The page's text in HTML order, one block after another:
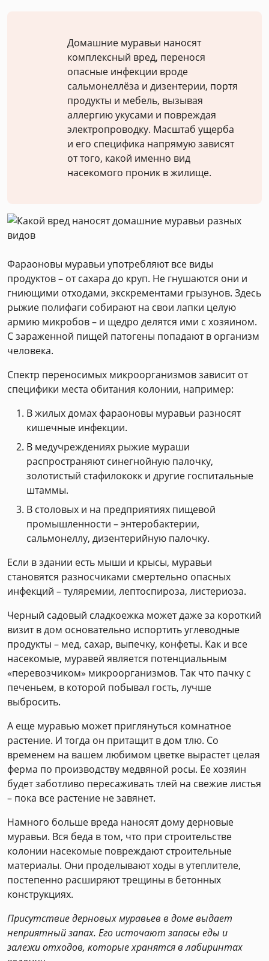
Домашние муравьи наносят
комплексный вред, перенося
опасные инфекции вроде
сальмонеллёза и дизентерии, портя
продукты и мебель, вызывая
аллергию укусами и повреждая
электропроводку. Масштаб ущерба
и его специфика напрямую зависят
от того, какой именно вид
насекомого проник в жилище.
Фараоновы муравьи употребляют все виды
продуктов – от сахара до круп. Не гнушаются они и
гниющими отходами, экскрементами грызунов. Здесь
рыжие полифаги собирают на свои лапки целую
армию микробов – и щедро делятся ими с хозяином.
С зараженной пищей патогены попадают в организм
человека.
Спектр переносимых микроорганизмов зависит от
специфики места обитания колонии, например:
В жилых домах фараоновы муравьи разносят
кишечные инфекции.
В медучреждениях рыжие мураши
распространяют синегнойную палочку,
золотистый стафилококк и другие госпитальные
штаммы.
В столовых и на предприятиях пищевой
промышленности – энтеробактерии,
сальмонеллу, дизентерийную палочку.
Если в здании есть мыши и крысы, муравьи
становятся разносчиками смертельно опасных
инфекций – туляремии, лептоспироза, листериоза.
Черный садовый сладкоежка может даже за короткий
визит в дом основательно испортить углеводные
продукты – мед, сахар, выпечку, конфеты. Как и все
насекомые, муравей является потенциальным
«перевозчиком» микроорганизмов. Так что пачку с
печеньем, в которой побывал гость, лучше
выбросить.
А еще муравью может приглянуться комнатное
растение. И тогда он притащит в дом тлю. Со
временем на вашем любимом цветке вырастет целая
ферма по производству медвяной росы. Ее хозяин
будет заботливо пересаживать тлей на свежие листья
– пока все растение не завянет.
Намного больше вреда наносят дому дерновые
муравьи. Вся беда в том, что при строительстве
колонии насекомые повреждают строительные
материалы. Они проделывают ходы в утеплителе,
постепенно расширяют трещины в бетонных
конструкциях.
Присутствие дерновых муравьев в доме выдает
неприятный запах. Его источают запасы еды и
залежи отходов, которые хранятся в лабиринтах